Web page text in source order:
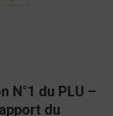
Share
N°1 du PLU –
du